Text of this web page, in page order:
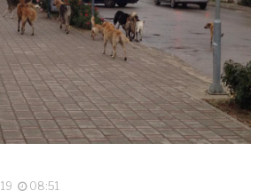
08:51